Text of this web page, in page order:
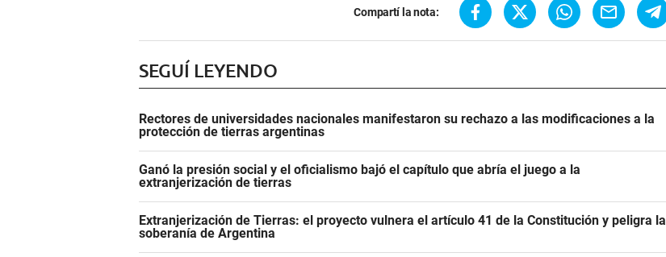
Compartí la nota:
SEGUÍ LEYENDO
Rectores de universidades nacionales manifestaron su rechazo a las modificaciones a la
protección de tierras argentinas
Ganó la presión social y el oficialismo bajó el capítulo que abría el juego a la
extranjerización de tierras
Extranjerización de Tierras: el proyecto vulnera el artículo 41 de la Constitución y peligra la
soberanía de Argentina